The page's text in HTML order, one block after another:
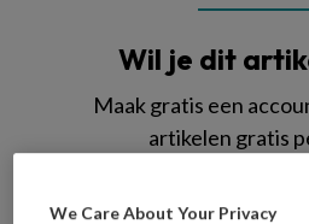
Wil je dit
Maak gratis een
artikelen gratis
We Care About Your Privacy